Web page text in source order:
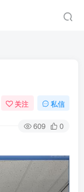
关注 私信
609 0